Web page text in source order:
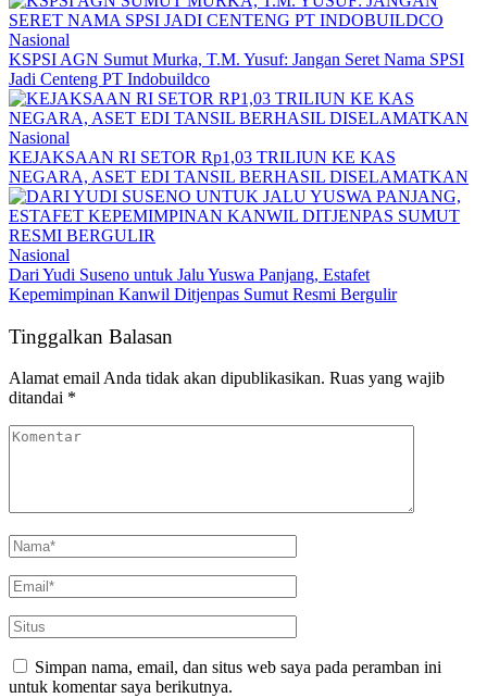
Nasional
KSPSI AGN Sumut Murka, T.M. Yusuf: Jangan Seret Nama SPSI
Jadi Centeng PT Indobuildco
Nasional
KEJAKSAAN RI SETOR Rp1,03 TRILIUN KE KAS
NEGARA, ASET EDI TANSIL BERHASIL DISELAMATKAN
Nasional
Dari Yudi Suseno untuk Jalu Yuswa Panjang, Estafet
Kepemimpinan Kanwil Ditjenpas Sumut Resmi Bergulir
Tinggalkan Balasan
Alamat email Anda tidak akan dipublikasikan. Ruas yang wajib
ditandai *
Simpan nama, email, dan situs web saya pada peramban ini
untuk komentar saya berikutnya.